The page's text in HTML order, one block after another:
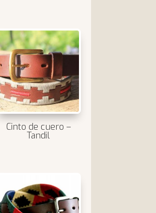
Cinto de cuero –
Tandil